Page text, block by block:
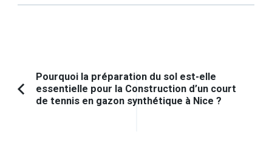
Navigation
d'article
Article
Pourquoi la préparation du sol est-elle
essentielle pour la Construction d’un court
de tennis en gazon synthétique à Nice ?